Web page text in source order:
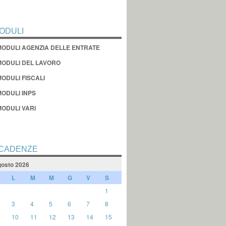
AGENZIA DELLE ENTRATE
DEL LAVORO
FISCALI
INPS
VARI
2026
L M M G V S
1
3 4 5 6 7
8
10 11 12 13 14
15